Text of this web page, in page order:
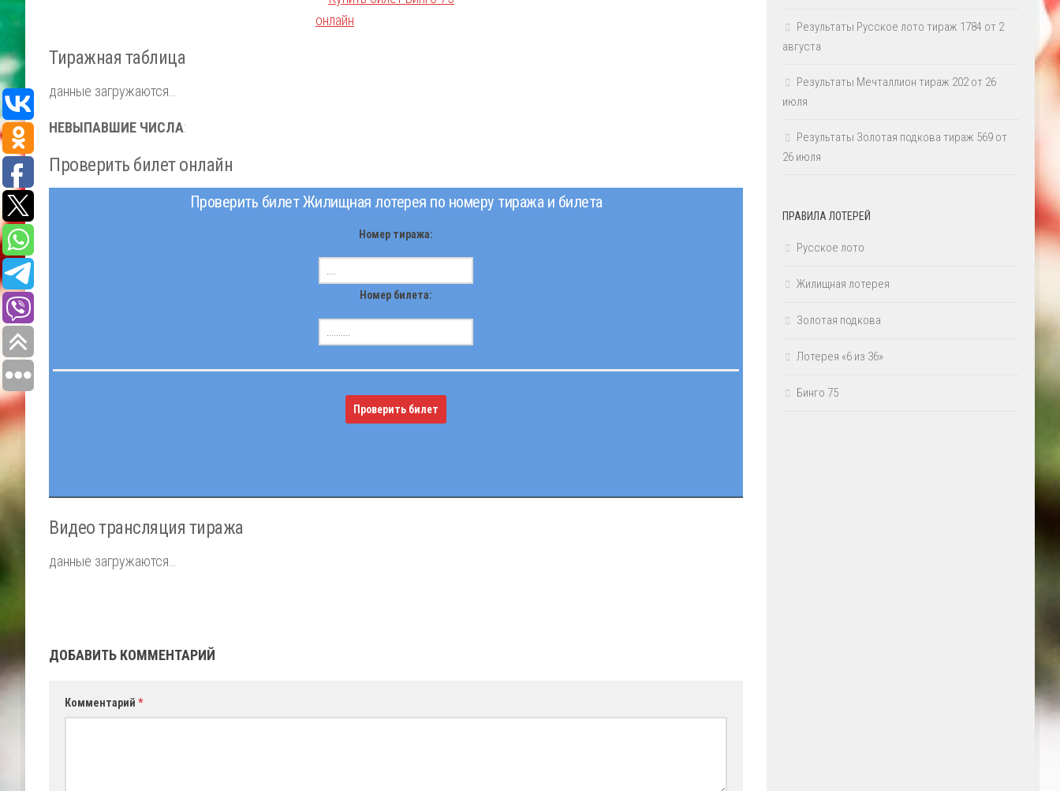
Тиражная таблица
данные загружаются…
НЕВЫПАВШИЕ ЧИСЛА:
Проверить билет онлайн
Проверить билет Жилищная лотерея по номеру тиража и билета
Номер тиража:
Номер билета:
Проверить билет
Видео трансляция тиража
данные загружаются…
ДОБАВИТЬ КОММЕНТАРИЙ
Комментарий *
Результаты Русское лото тираж 1784 от 2
августа
Результаты Мечталлион тираж 202 от 26
июля
Результаты Золотая подкова тираж 569 от
26 июля
ПРАВИЛА ЛОТЕРЕЙ
Русское лото
Жилищная лотерея
Золотая подкова
Лотерея «6 из 36»
Бинго 75